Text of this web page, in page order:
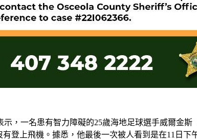
，一名患有智力障礙的25歲海地足球選手威爾金斯
登上飛機。據悉，他最後一次被人看到是在11日